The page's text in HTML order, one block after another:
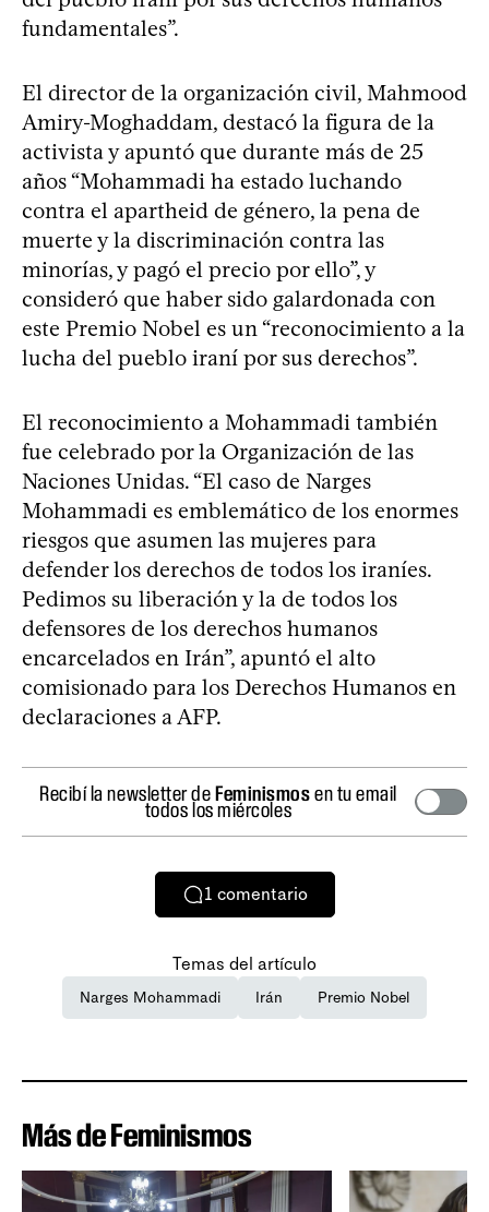
fundamentales”.
El director de la organización civil, Mahmood
Amiry-Moghaddam, destacó la figura de la
activista y apuntó que durante más de 25
años “Mohammadi ha estado luchando
contra el apartheid de género, la pena de
muerte y la discriminación contra las
minorías, y pagó el precio por ello”, y
consideró que haber sido galardonada con
este Premio Nobel es un “reconocimiento a la
lucha del pueblo iraní por sus derechos”.
El reconocimiento a Mohammadi también
fue celebrado por la Organización de las
Naciones Unidas. “El caso de Narges
Mohammadi es emblemático de los enormes
riesgos que asumen las mujeres para
defender los derechos de todos los iraníes.
Pedimos su liberación y la de todos los
defensores de los derechos humanos
encarcelados en Irán”, apuntó el alto
comisionado para los Derechos Humanos en
declaraciones a AFP.
Recibí la newsletter deFeminismosen tu email
todos los miércoles
1 comentario
Temas del artículo
Narges Mohammadi Irán Premio Nobel
Más de Feminismos